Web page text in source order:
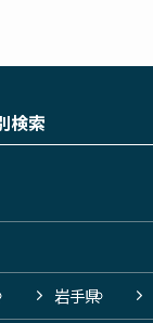
検索
岩手県